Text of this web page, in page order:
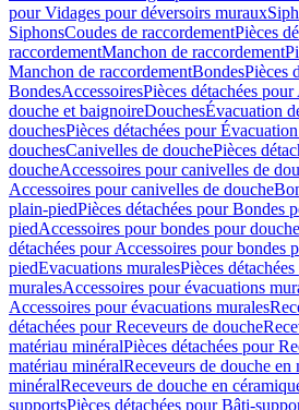
pour Vidages pour déversoirs muraux
SiphonsCoudes de raccordementPièces
raccordementManchon de raccordement
Manchon de raccordementBondesPièces
BondesAccessoiresPièces détachées
douche et baignoireDouchesÉvacuation
douchesPièces détachées pour
douchesCanivelles de douchePièces
doucheAccessoires pour canivelles de
Accessoires pour canivelles de douche
plain-piedPièces détachées pour Bondes
piedAccessoires pour bondes pour
détachées pour Accessoires pour bondes
piedEvacuations muralesPièces
muralesAccessoires pour évacuations
Accessoires pour évacuations murales
détachées pour Receveurs de douche
matériau minéralPièces détachées pour
matériau minéralReceveurs de douche en
minéralReceveurs de douche en
supportsPièces détachées pour Bâti-